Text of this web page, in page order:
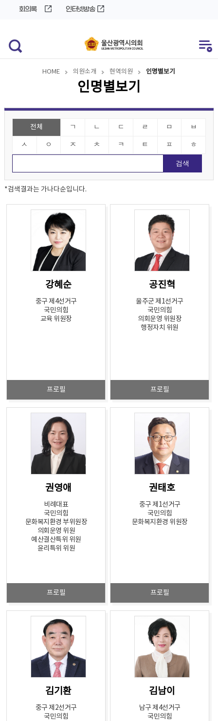
회의록 인터넷방송
HOME 의원소개 현역의원 인명별보기
인명별보기
전체 ㄱ ㄴ ㄷ ㄹ ㅁ ㅂ
ㅅ ㅇ ㅈ ㅊ ㅋ ㅌ ㅍ ㅎ
*검색결과는 가나다순입니다.
강혜순
중구 제4선거구
국민의힘
교육 위원장
프로필
공진혁
울주군 제1선거구
국민의힘
의회운영 위원장
행정자치 위원
프로필
권영애
비례대표
국민의힘
문화복지환경 부위원장
의회운영 위원
예산결산특위 위원
윤리특위 위원
프로필
권태호
중구 제1선거구
국민의힘
문화복지환경 위원장
프로필
김기환
중구 제2선거구
국민의힘
김남이
남구 제4선거구
국민의힘